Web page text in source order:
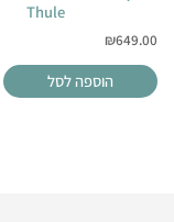
Thule
₪649.00
הוספה לסל